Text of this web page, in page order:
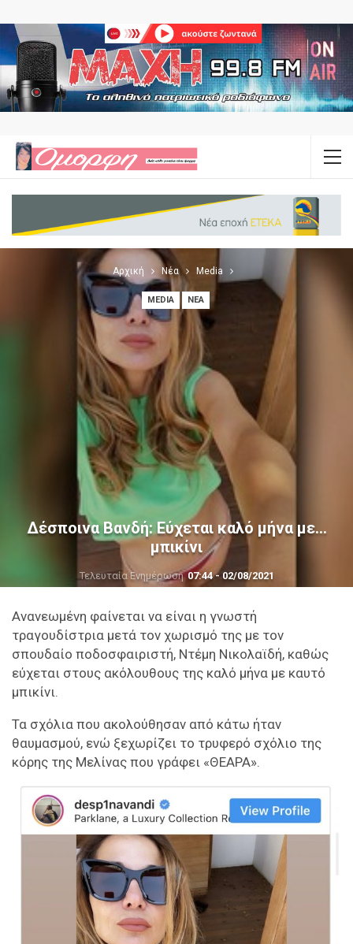
Αρχική Νέα Media
MEDIA ΝΈΑ
Δέσποινα Βανδή: Εύχεται καλό μήνα με…
μπικίνι
Τελευταία Ενημέρωση07:44 - 02/08/2021
Ανανεωμένη φαίνεται να είναι η γνωστή
τραγουδίστρια μετά τον χωρισμό της με τον
σπουδαίο ποδοσφαιριστή, Ντέμη Νικολαϊδή, καθώς
εύχεται στους ακόλουθους της καλό μήνα με καυτό
μπικίνι.
Τα σχόλια που ακολούθησαν από κάτω ήταν
θαυμασμού, ενώ ξεχωρίζει το τρυφερό σχόλιο της
κόρης της Μελίνας που γράφει «ΘΕΑΡΑ».